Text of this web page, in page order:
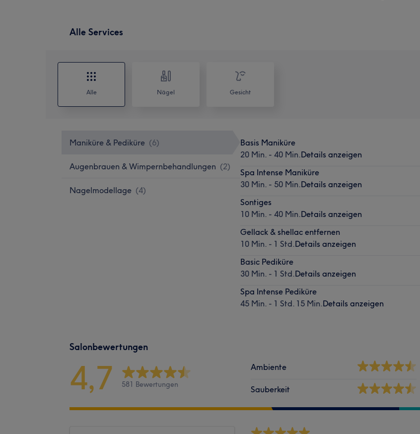
Alle Services
Alle Nägel Gesicht
Maniküre & Pediküre (6)
Augenbrauen & Wimpernbehandlungen (2)
Nagelmodellage (4)
Basis Maniküre
20 Min. - 40 Min.Details anzeigen
Spa Intense Maniküre
30 Min. - 50 Min.Details anzeigen
Sontiges
10 Min. - 40 Min.Details anzeigen
Gellack & shellac entfernen
10 Min. - 1 Std.Details anzeigen
Basic Pediküre
30 Min. - 1 Std.Details anzeigen
Spa Intense Pediküre
45 Min. - 1 Std. 15 Min.Details anzeigen
Salonbewertungen
4,7 581 Bewertungen
Ambiente
Sauberkeit